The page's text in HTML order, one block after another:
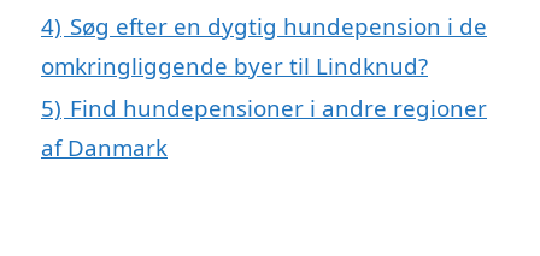
4) Søg efter en dygtig hundepension i de
omkringliggende byer til Lindknud?
5) Find hundepensioner i andre regioner
af Danmark